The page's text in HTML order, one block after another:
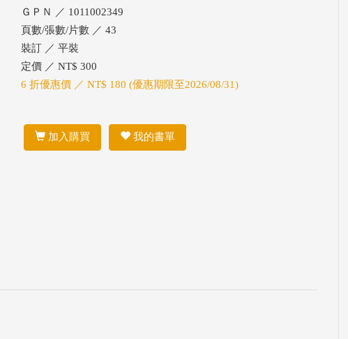
ＧＰＮ ／ 1011002349
頁數/張數/片數 ／ 43
裝訂 ／ 平裝
定價 ／ NT$ 300
6 折優惠價 ／ NT$ 180 (優惠期限至2026/08/31)
加入購買 我的書單